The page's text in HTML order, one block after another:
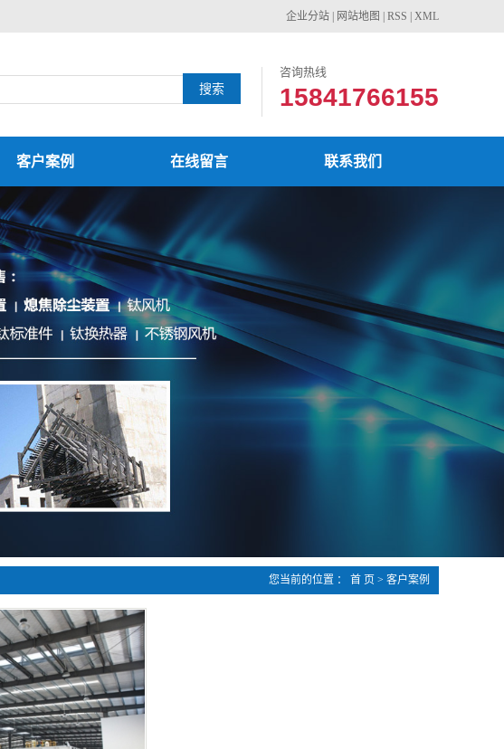
企业分站 网站地图 RSS XML
咨询热线
15841766155
客户案例 在线留言 联系我们
您当前的位置 ： 首 页 > 客户案例